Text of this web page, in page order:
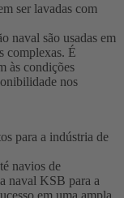
ser lavadas com
naval são usadas em
complexas. É
às condições
nos
para a indústria de
navios de
naval KSB para a
em uma ampla